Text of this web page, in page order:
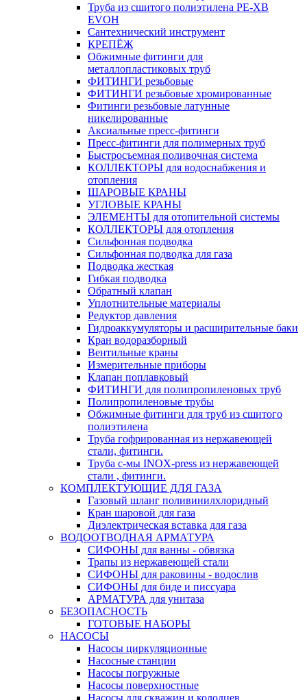
Труба из сшитого полиэтилена PE-XB
EVOH
Сантехнический инструмент
КРЕПЁЖ
Обжимные фитинги для
металлопластиковых труб
ФИТИНГИ резьбовые
ФИТИНГИ резьбовые хромированные
Фитинги резьбовые латунные
никелированные
Аксиальные пресс-фитинги
Пресс-фитинги для полимерных труб
Быстросъемная поливочная система
КОЛЛЕКТОРЫ для водоснабжения и
отопления
ШАРОВЫЕ КРАНЫ
УГЛОВЫЕ КРАНЫ
ЭЛЕМЕНТЫ для отопительной системы
КОЛЛЕКТОРЫ для отопления
Сильфонная подводка
Cильфонная подводка для газа
Подводка жесткая
Гибкая подводка
Обратный клапан
Уплотнительные материалы
Редуктор давления
Гидроаккумуляторы и расширительные баки
Кран водоразборный
Вентильные краны
Измерительные приборы
Клапан поплавковый
ФИТИНГИ для полипропиленовых труб
Полипропиленовые трубы
Обжимные фитинги для труб из сшитого
полиэтилена
Труба гофрированная из нержавеющей
стали, фитинги.
Труба с-мы INOX-press из нержавеющей
стали , фитинги.
КОМПЛЕКТУЮЩИЕ ДЛЯ ГАЗА
Газовый шланг поливинилхлоридный
Кран шаровой для газа
Диэлектрическая вставка для газа
ВОДООТВОДНАЯ АРМАТУРА
СИФОНЫ для ванны - обвязка
Трапы из нержавеющей стали
СИФОНЫ для раковины - водослив
СИФОНЫ для биде и писсуара
АРМАТУРА для унитаза
БЕЗОПАСНОСТЬ
ГОТОВЫЕ НАБОРЫ
НАСОСЫ
Насосы циркуляционные
Насосные станции
Насосы погружные
Насосы поверхностные
Насосы для скважин и колодцев